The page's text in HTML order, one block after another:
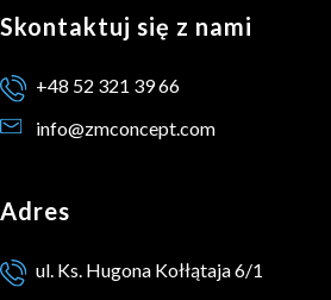
Skontaktuj się z nami
+48 52 321 39 66
info@zmconcept.com
Adres
ul. Ks. Hugona Kołłątaja 6/1